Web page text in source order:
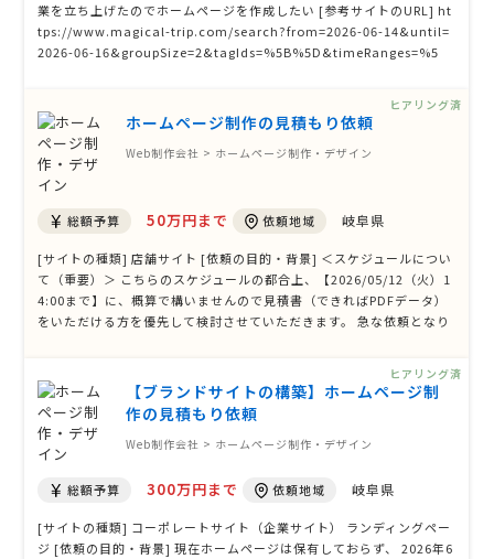
業を立ち上げたのでホームページを作成したい [参考サイトのURL] ht
tps://www.magical-trip.com/search?from=2026-06-14&until=
2026-06-16&groupSize=2&tagIds=%5B%5D&timeRanges=%5
ジを作りたい [ページ数] わからない [掲載する主な内容] …
ホームページ制作の見積もり依頼
Web制作会社 > ホームページ制作・デザイン
総額予算 50万円まで 依頼地域 岐阜県
[サイトの種類] 店舗サイト [依頼の目的・背景] ＜スケジュールについ
て（重要）＞ こちらのスケジュールの都合上、【2026/05/12（火）1
4:00まで】に、概算で構いませんので見積書（できればPDFデータ）
をいただける方を優先して検討させていただきます。 急な依頼となり
リニューアルを検討 …
ヒアリング済
【ブランドサイトの構築】ホームページ制
作の見積もり依頼
Web制作会社 > ホームページ制作・デザイン
総額予算 300万円まで 依頼地域 岐阜県
[サイトの種類] コーポレートサイト（企業サイト） ランディングペー
ジ [依頼の目的・背景] 現在ホームページは保有しておらず、 2026年6
ヒアリング済